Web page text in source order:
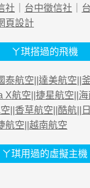
社 ｜ 台中徵信社 ｜
頁設計
ㄚ琪搭過的飛機
泰航空 達美航空
X航空 捷星航空
香草航空 酷航
航空 越南航空
ㄚ琪用過的虛擬主機